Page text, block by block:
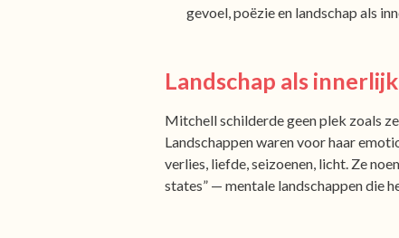
gevoel, poëzie en landschap als
Landschap als
Mitchell schilderde geen plek zoals
Landschappen waren voor haar
verlies, liefde, seizoenen, licht. Ze
states” — mentale landschappen die